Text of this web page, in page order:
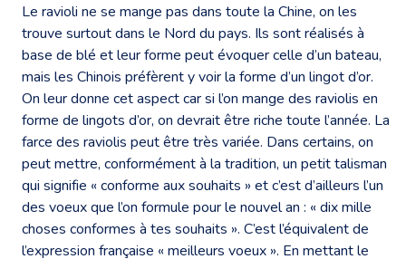
Le ravioli ne se mange pas dans toute la Chine, on les
trouve surtout dans le Nord du pays. Ils sont réalisés à
base de blé et leur forme peut évoquer celle d’un bateau,
mais les Chinois préfèrent y voir la forme d’un lingot d’or.
On leur donne cet aspect car si l’on mange des raviolis en
forme de lingots d’or, on devrait être riche toute l’année. La
farce des raviolis peut être très variée. Dans certains, on
peut mettre, conformément à la tradition, un petit talisman
qui signifie « conforme aux souhaits » et c’est d’ailleurs l’un
des voeux que l’on formule pour le nouvel an : « dix mille
choses conformes à tes souhaits ». C’est l’équivalent de
l’expression française « meilleurs voeux ». En mettant le